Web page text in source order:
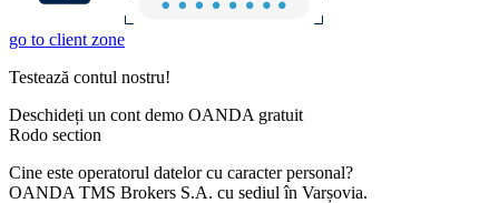
go to client zone
Testează contul nostru!
Deschideți un cont demo OANDA gratuit
Rodo section
Cine este operatorul datelor cu caracter personal?
OANDA TMS Brokers S.A. cu sediul în Varșovia.